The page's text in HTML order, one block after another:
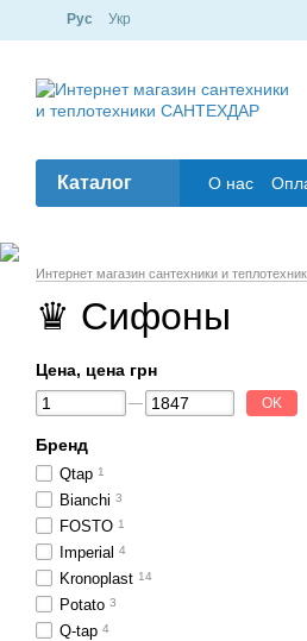
Рус Укр
Каталог О нас
Интернет магазин сантехники и
♛ Сифоны
Цена, цена грн
OK
Бренд
Qtap 1
Bianchi 3
FOSTO 1
Imperial 4
Kronoplast 14
Potato 3
Q-tap 4